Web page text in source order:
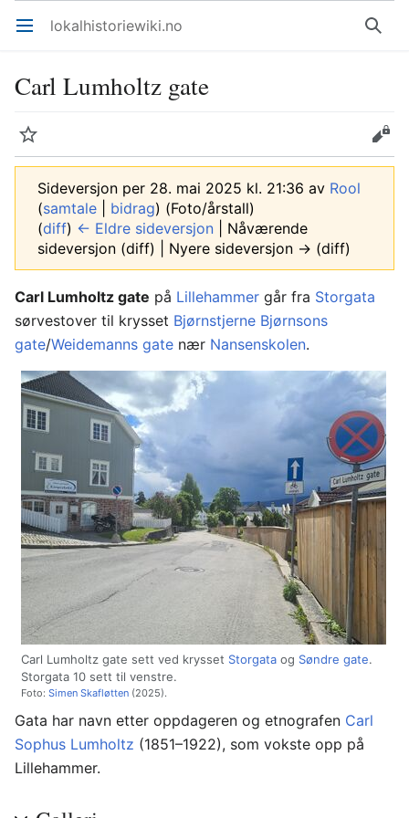
Åpne hovedmenyen lokalhistoriewiki.no Søk
Carl Lumholtz gate
Overvåk Rediger
Sideversjon per 28. mai 2025 kl. 21:36 av Rool
(samtale bidrag) (Foto/årstall)
(diff) ← Eldre sideversjon | Nåværende
sideversjon (diff) | Nyere sideversjon → (diff)
Carl Lumholtz gate på Lillehammer går fra Storgata
sørvestover til krysset Bjørnstjerne Bjørnsons
gate/Weidemanns gate nær Nansenskolen.
Carl Lumholtz gate sett ved krysset Storgata og Søndre gate.
Storgata 10 sett til venstre.
Foto: Simen Skafløtten (2025).
Gata har navn etter oppdageren og etnografen Carl
Sophus Lumholtz (1851–1922), som vokste opp på
Lillehammer.